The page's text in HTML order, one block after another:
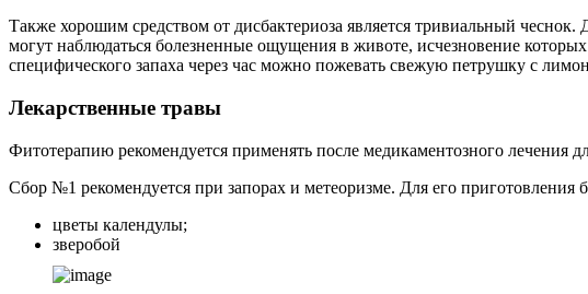
Также хорошим средством от дисбактериоза является тривиальный чеснок.
могут наблюдаться болезненные ощущения в животе, исчезновение
специфического запаха через час можно пожевать свежую петрушку с
Лекарственные травы
Фитотерапию рекомендуется применять после медикаментозного лечения
Сбор №1 рекомендуется при запорах и метеоризме. Для его приготовления
цветы календулы;
зверобой